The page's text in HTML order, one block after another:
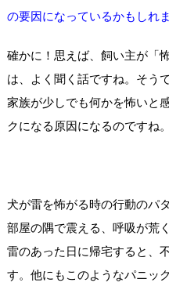
の要因になっているかもしれま
確かに！思えば、飼い主が「
は、よく聞く話ですね。そう
家族が少しでも何かを怖いと
クになる原因になるのですね。
犬が雷を怖がる時の行動のパ
部屋の隅で震える、呼吸が荒
雷のあった日に帰宅すると、
す。他にもこのようなパニッ